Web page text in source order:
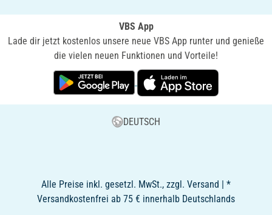
VBS App
Lade dir jetzt kostenlos unsere neue VBS App runter und genieße
die vielen neuen Funktionen und Vorteile!
DEUTSCH
Alle Preise inkl. gesetzl. MwSt., zzgl. Versand | *
Versandkostenfrei ab 75 € innerhalb Deutschlands